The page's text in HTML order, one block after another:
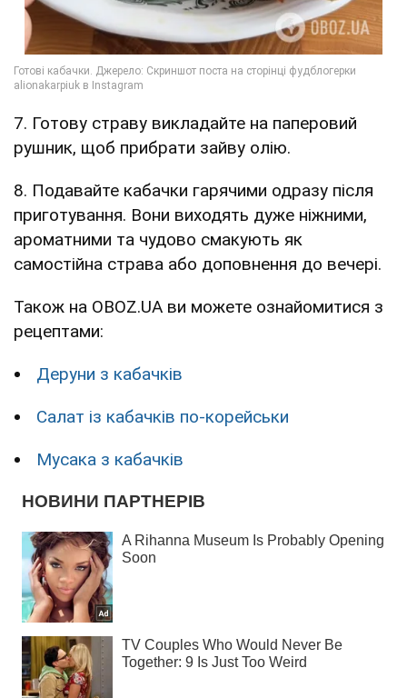
7. Готову страву викладайте на паперовий
рушник, щоб прибрати зайву олію.
8. Подавайте кабачки гарячими одразу після
приготування. Вони виходять дуже ніжними,
ароматними та чудово смакують як
самостійна страва або доповнення до вечері.
Також на OBOZ.UA ви можете ознайомитися з
рецептами:
Деруни з кабачків
Салат із кабачків по-корейськи
Мусака з кабачків